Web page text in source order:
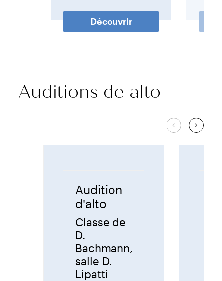
Découvrir
Auditions de alto
Audition
d'alto
Classe de
D.
Bachmann,
salle D.
Lipatti